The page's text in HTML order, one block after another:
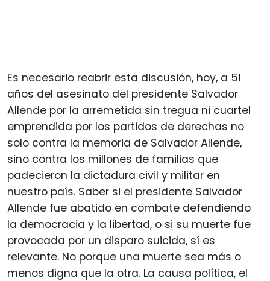
Es necesario reabrir esta discusión, hoy, a 51
años del asesinato del presidente Salvador
Allende por la arremetida sin tregua ni cuartel
emprendida por los partidos de derechas no
solo contra la memoria de Salvador Allende,
sino contra los millones de familias que
padecieron la dictadura civil y militar en
nuestro país. Saber si el presidente Salvador
Allende fue abatido en combate defendiendo
la democracia y la libertad, o si su muerte fue
provocada por un disparo suicida, sí es
relevante. No porque una muerte sea más o
menos digna que la otra. La causa política, el